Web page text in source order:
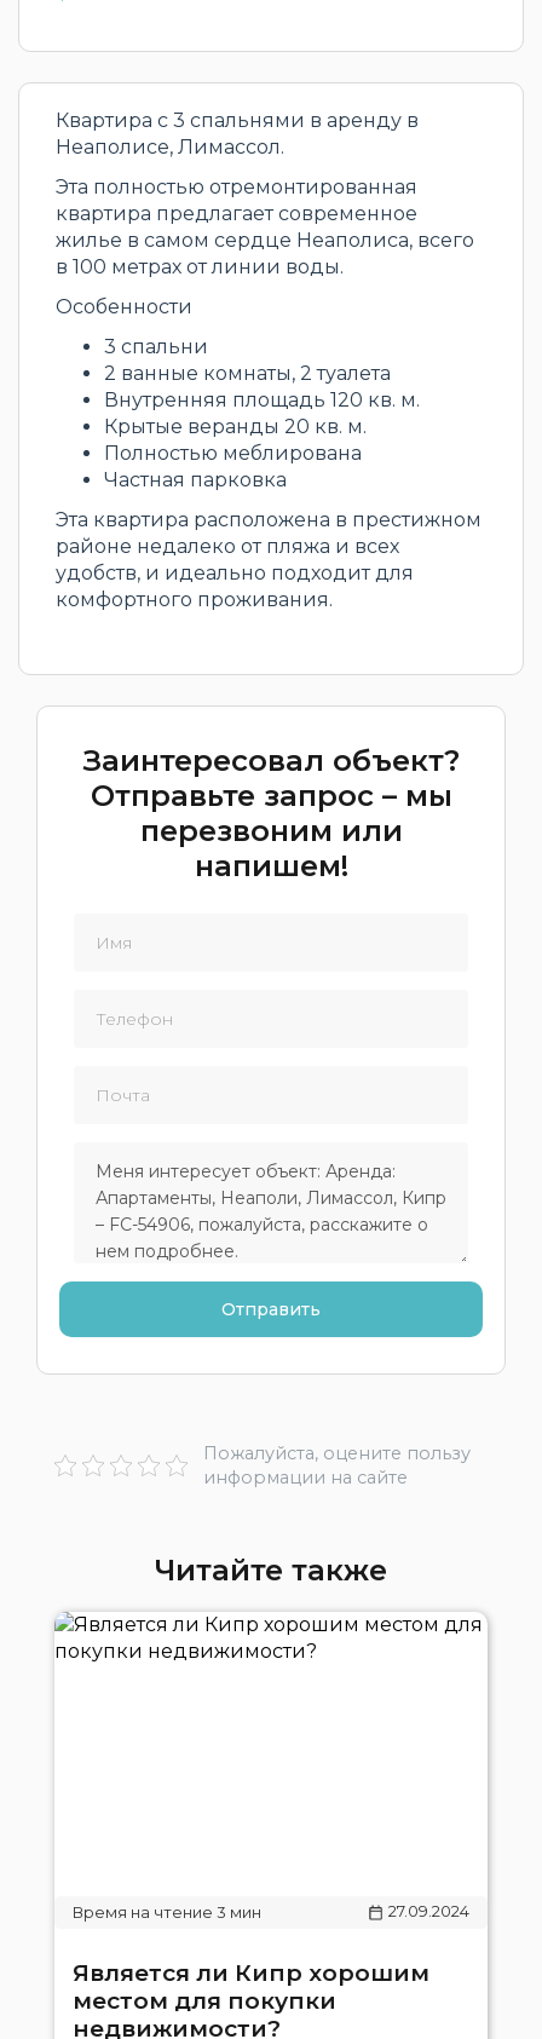
Квартира с 3 спальнями в аренду в
Неаполисе, Лимассол.
Эта полностью отремонтированная
квартира предлагает современное
жилье в самом сердце Неаполиса, всего
в 100 метрах от линии воды.
Особенности
3 спальни
2 ванные комнаты, 2 туалета
Внутренняя площадь 120 кв. м.
Крытые веранды 20 кв. м.
Полностью меблирована
Частная парковка
Эта квартира расположена в престижном
районе недалеко от пляжа и всех
удобств, и идеально подходит для
комфортного проживания.
Заинтересовал объект?
Отправьте запрос – мы
перезвоним или
напишем!
Пожалуйста, оцените пользу
информации на сайте
Читайте также
27.09.2024
Является ли Кипр хорошим
местом для покупки
недвижимости?